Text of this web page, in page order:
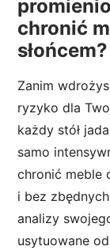
chronić
słońcem?
Zanim
ryzyko dla
każdy stół
samo
chronić meble
i bez
analizy
usytuowane